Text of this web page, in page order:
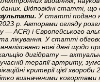
Відповідні статті,
У статті подано
2023 р. Авторами огляду
— ACR) і Європейського
лікування. У статті
нові дані щодо
дигідрату —
терапії артриту,
критерії цієї
визначеними